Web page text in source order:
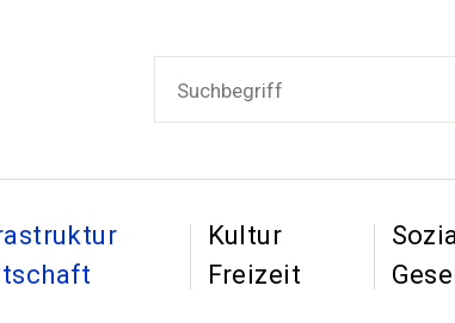
&
Kultur&
Freizeit